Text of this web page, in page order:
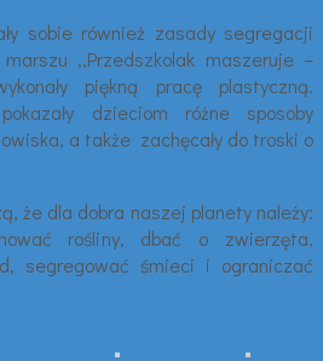
sobie również zasady segregacji
,,Przedszkolak maszeruje –
piękną pracę plastyczną.
dzieciom różne sposoby
a także zachęcały do troski o
że dla dobra naszej planety należy:
rośliny, dbać o zwierzęta,
segregować śmieci i ograniczać